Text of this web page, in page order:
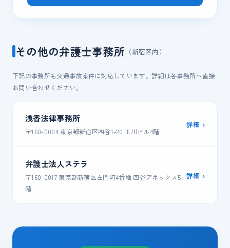
その他の弁護士事務所 （新宿区内）
下記の事務所も交通事故案件に対応しています。詳細は各事務所へ直接
お問い合わせください。
浅香法律事務所
〒160-0004 東京都新宿区四谷1-20 玉川ビル4階
詳細 ›
弁護士法人ステラ
〒160-0017 東京都新宿区左門町4番地 四谷アネックス5
階
詳細 ›